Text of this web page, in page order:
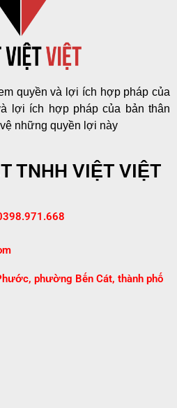
quyền và lợi ích hợp pháp của
lợi ích hợp pháp của bản thân
những quyền lợi này
TNHH VIỆT VIỆT
phường Bến Cát, thành phố